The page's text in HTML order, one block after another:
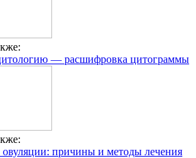
— расшифровка цитограммы
причины и методы лечения